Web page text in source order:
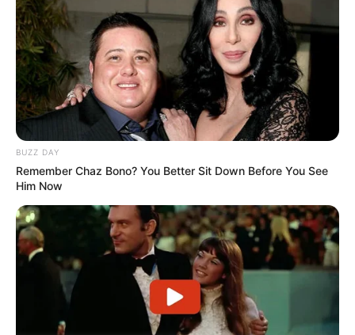
BUZZ DAY
Remember Chaz Bono? You Better Sit Down Before You See
Him Now